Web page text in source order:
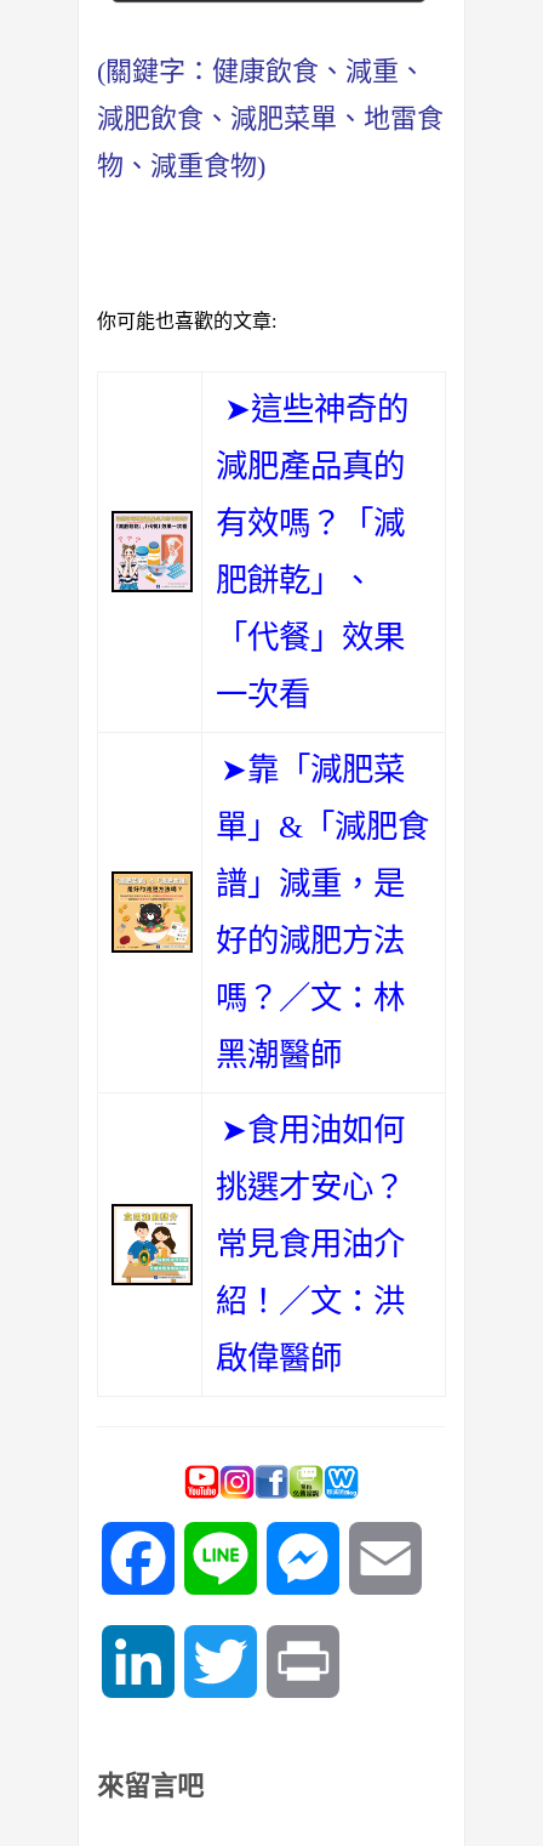
(關鍵字：健康飲食、減重、
減肥飲食、減肥菜單、地雷食
物、減重食物)
你可能也喜歡的文章:
➤這些神奇的
減肥產品真的
有效嗎？「減
肥餅乾」、
「代餐」效果
一次看
➤靠「減肥菜
單」&「減肥食
譜」減重，是
好的減肥方法
嗎？／文：林
黑潮醫師
➤食用油如何
挑選才安心？
常見食用油介
紹！／文：洪
啟偉醫師
Facebook Line Messenger
LinkedIn Twitter
來留言吧